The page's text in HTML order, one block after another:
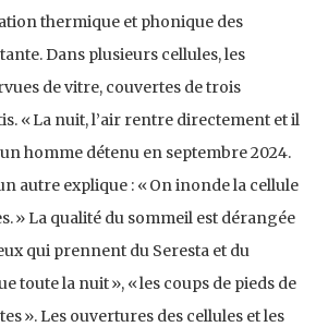
thermique et phonique des
Dans plusieurs cellules, les
de vitre, couvertes de trois
« La nuit, l’air rentre directement et il
homme détenu en septembre 2024.
autre explique : « On inonde la cellule
» La qualité du sommeil est dérangée
qui prennent du Seresta et du
toute la nuit », « les coups de pieds de
». Les ouvertures des cellules et les